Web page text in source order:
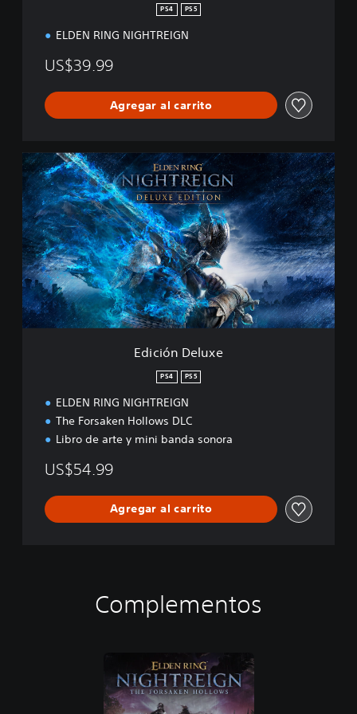
PS4 PS5
ELDEN RING NIGHTREIGN
US$39.99
Agregar al carrito
E
d
i
c
i
ó
n
D
e
l
u
x
Edición Deluxe
PS4 PS5
ELDEN RING NIGHTREIGN
The Forsaken Hollows DLC
Libro de arte y mini banda sonora
US$54.99
Agregar al carrito
Complementos